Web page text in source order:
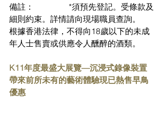
備註：                 *須預先登記。受條款及
細則約束。詳情請向現場職員查詢。
根據香港法律，不得向18歲以下的未成
年人士售賣或供應令人醺醉的酒類。
K11年度最盛大展覽—沉浸式錄像裝置
帶來前所未有的藝術體驗現已熱售早鳥
優惠